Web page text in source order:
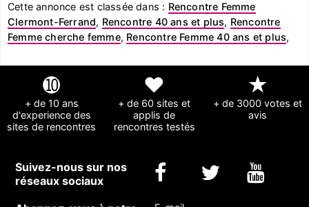
Cette annonce est classée dans : Rencontre Femme
Clermont-Ferrand, Rencontre 40 ans et plus, Rencontre
Femme cherche femme, Rencontre Femme 40 ans et plus,
➓
+ de 10 ans
d'experience des
sites de rencontres
❤
+ de 60 sites et
applis de
rencontres testés
★
+ de 3000 votes et
avis
Suivez-nous sur nos
réseaux sociaux